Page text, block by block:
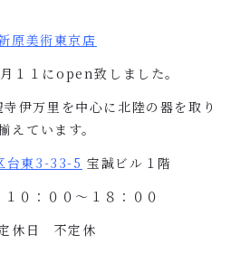
原美術東京店
１１にopen致しました。
伊万里を中心に北陸の器を取り
えています。
台東3-33-5 宝誠ビル１階
０：００〜１８：００
休日 不定休